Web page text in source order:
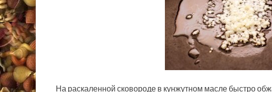
На раскаленной сковороде в кунжутном масле быстро